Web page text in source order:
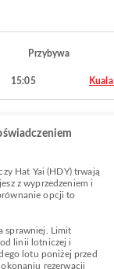
Przybywa
15:05
Hat Yai (HDY) trwają
z wyprzedzeniem i
opcji to
sprawniej. Limit
od linii lotniczej i
lotu poniżej przed
rezerwacji